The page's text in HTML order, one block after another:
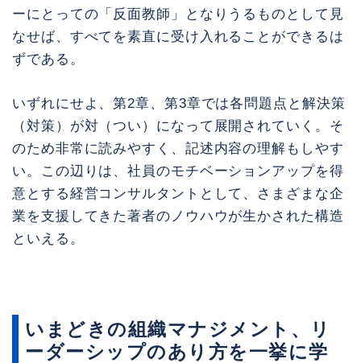
ーにとっての「反面教師」となりうるものとして見
なせば、すべてを素直に受け入れることができるは
ずである。
いずれにせよ、第2章、第3章では各問題点と解決策
（対策）が対（つい）になって展開されていく。そ
のため非常に読みやすく、記述内容の理解もしやす
い。この辺りは、社員のモチベーションアップを得
意とする経営コンサルタントとして、さまざまな企
業を支援してきた著者のノウハウが生かされた構造
といえる。
いまどきの組織マナジメント、リ
ーダーシップのあり方を一挙に学